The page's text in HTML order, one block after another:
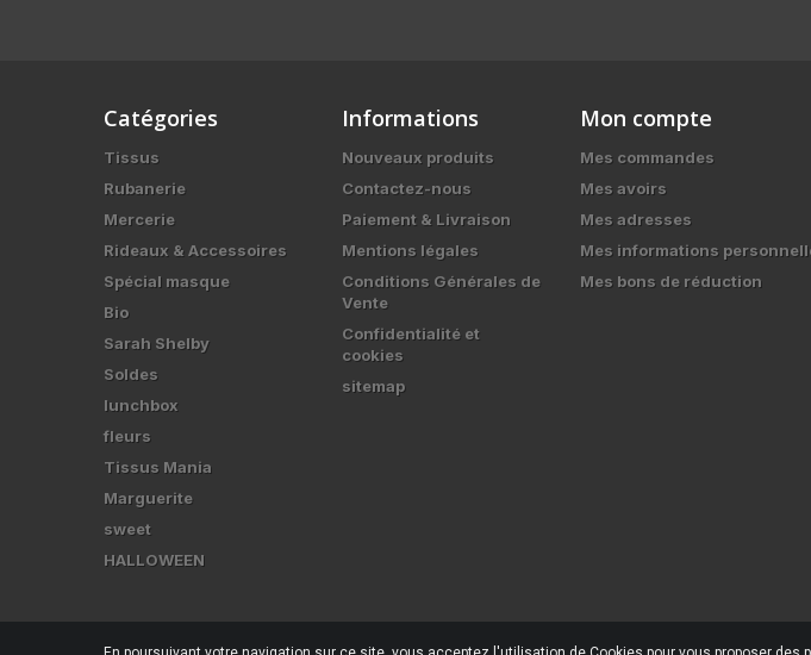
Catégories
Tissus
Rubanerie
Mercerie
Rideaux & Accessoires
Spécial masque
Bio
Sarah Shelby
Soldes
lunchbox
fleurs
Tissus Mania
Marguerite
sweet
HALLOWEEN
Informations
Nouveaux produits
Contactez-nous
Paiement & Livraison
Mentions légales
Conditions Générales de
Vente
Confidentialité et
cookies
sitemap
Mon compte
Mes commandes
Mes avoirs
Mes adresses
Mes informations
Mes bons de réduction